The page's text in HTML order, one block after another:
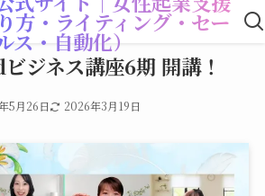
方・ライティング・セー
ス・自動化）
ジネス講座6期 開講！
5月26日 2026年3月19日